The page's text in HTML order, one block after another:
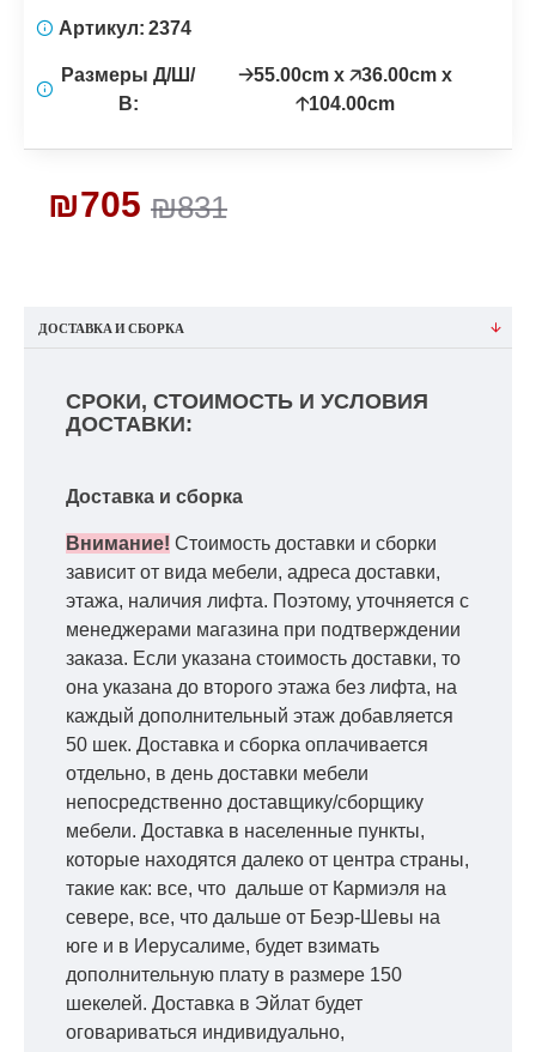
₪831
₪705
Артикул: 2374
Размеры Д/Ш/
В:
🡢55.00cm x 🡥36.00cm x
🡡104.00cm
ДОСТАВКА И СБОРКА
СРОКИ, СТОИМОСТЬ И УСЛОВИЯ
ДОСТАВКИ:
Доставка и сборка
Внимание! Стоимость доставки и сборки
зависит от вида мебели, адреса доставки,
этажа, наличия лифта. Поэтому, уточняется с
менеджерами магазина при подтверждении
заказа. Если указана стоимость доставки, то
она указана до второго этажа без лифта, на
каждый дополнительный этаж добавляется
50 шек. Доставка и сборка оплачивается
отдельно, в день доставки мебели
непосредственно доставщику/сборщику
мебели. Доставка в населенные пункты,
которые находятся далеко от центра страны,
такие как: все, что дальше от Кармиэля на
севере, все, что дальше от Беэр-Шевы на
юге и в Иерусалиме, будет взимать
дополнительную плату в размере 150
шекелей. Доставка в Эйлат будет
оговариваться индивидуально,